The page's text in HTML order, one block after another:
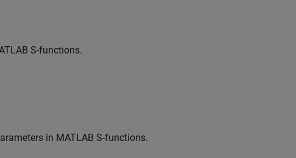
S-functions.
in MATLAB S-functions.